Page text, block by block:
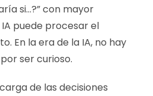
si…?” con mayor
puede procesar el
En la era de la IA, no hay
ser curioso.
de las decisiones